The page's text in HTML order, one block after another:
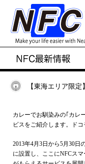
【東海エリア限
カレーでお馴染みの｢カレ
ビスをご紹介します。ド
2013年4月3日から5月30日
に設置し、ここにNFCス